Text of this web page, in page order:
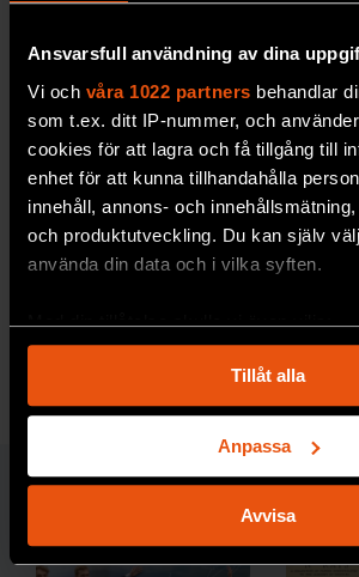
Ansvarsfull användning av dina
Vi och våra 1022 partners behandlar
som t.ex. ditt IP-nummer, och
cookies för att lagra och få tillgång till
enhet för att kunna tillhandahålla
innehåll, annons- och
och produktutveckling. Du kan själv
använda din data och i vilka syften.
Med din tillåtelse skulle vi även vilja:
som kan ha en noggrannhet på
Identifiera din enhet genom att
för specifika kännetecken
Ta reda på mer om hur dina personliga
helst från cookie-förklaringen.
Tillåt alla
Anpassa
Avvisa
Rekord i fusion
Testreaktorn Jet utanförOxford